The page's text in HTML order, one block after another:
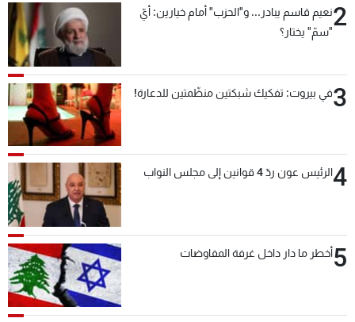
2نعيم قاسم يبادر... و"الحزب" أمام خيارين: أيّ
"سمّ" يختار؟
3في بيروت: تفكيك شبكتين منظّمتين للدعارة!
4الرئيس عون ردّ 4 قوانين إلى مجلس النواب
5أخطر ما دار داخل غرفة المفاوضات